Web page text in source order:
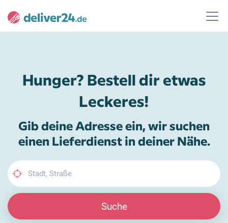
Hunger? Bestell dir etwas
Leckeres!
Gib deine Adresse ein, wir suchen
einen Lieferdienst in deiner Nähe.
Suche